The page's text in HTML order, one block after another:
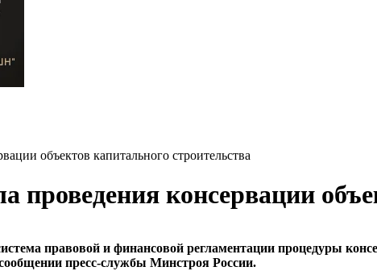
объектов капитального строительства
проведения консервации
правовой и финансовой регламентации процедуры
пресс-службы Минстроя России.